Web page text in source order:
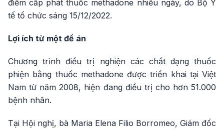
điểm cấp phát thuốc methadone nhiều ngày, do Bộ Y
tế tổ chức sáng 15/12/2022.
Lợi ích từ một đề án
Chương trình điều trị nghiện các chất dạng thuốc
phiện bằng thuốc methadone được triển khai tại Việt
Nam từ năm 2008, hiện đang điều trị cho hơn 51.000
bệnh nhân.
Tại Hội nghị, bà Maria Elena Filio Borromeo, Giám đốc